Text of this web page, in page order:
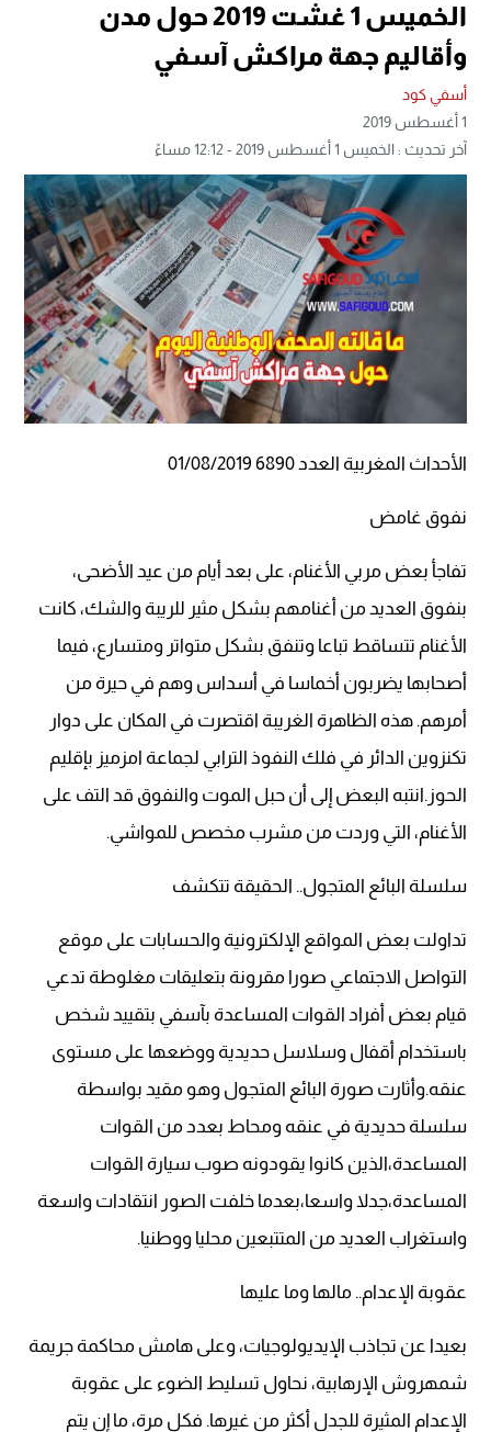
الخميس 1 غشت 2019 حول مدن
وأقاليم جهة مراكش آسفي
أسفي كود
1 أغسطس 2019
آخر تحديث : الخميس 1 أغسطس 2019 - 12:12 مساءً
الأحداث المغربية العدد 6890 01/08/2019
نفوق غامض
تفاجأ بعض مربي الأغنام، على بعد أيام من عيد الأضحى،
بنفوق العديد من أغنامهم بشكل مثير للريبة والشك، كانت
الأغنام تتساقط تباعا وتنفق بشكل متواتر ومتسارع، فيما
أصحابها يضربون أخماسا في أسداس وهم في حيرة من
أمرهم. هذه الظاهرة الغريبة اقتصرت في المكان على دوار
تكنزوين الدائر في فلك النفوذ الترابي لجماعة امزميز بإقليم
الحوز.انتبه البعض إلى أن حبل الموت والنفوق قد التف على
الأغنام، التي وردت من مشرب مخصص للمواشي.
سلسلة البائع المتجول.. الحقيقة تتكشف
تداولت بعض المواقع الإلكترونية والحسابات على موقع
التواصل الاجتماعي صورا مقرونة بتعليقات مغلوطة تدعي
قيام بعض أفراد القوات المساعدة بآسفي بتقييد شخص
باستخدام أقفال وسلاسل حديدية ووضعها على مستوى
عنقه.وأثارت صورة البائع المتجول وهو مقيد بواسطة
سلسلة حديدية في عنقه ومحاط بعدد من القوات
المساعدة،الذين كانوا يقودونه صوب سيارة القوات
المساعدة،جدلا واسعا،بعدما خلفت الصور انتقادات واسعة
واستغراب العديد من المتتبعين محليا ووطنيا.
عقوبة الإعدام.. مالها وما عليها
بعيدا عن تجاذب الإيديولوجيات، وعلى هامش محاكمة جريمة
شمهروش الإرهابية، نحاول تسليط الضوء على عقوبة
الإعدام المثيرة للجدل أكثر من غيرها. فكل مرة، ما إن يتم